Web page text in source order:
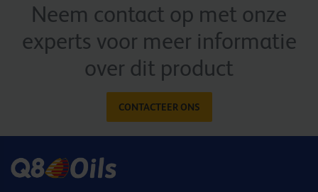
Neem contact op met onze
experts voor meer informatie
over dit product
CONTACTEER ONS